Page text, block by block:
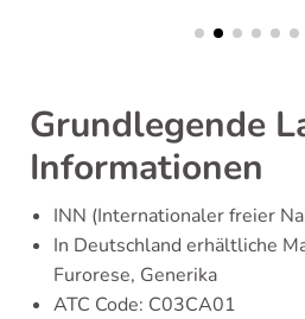
Grundlegende
Informationen
INN (Internationaler freier
In Deutschland erhältliche
Furorese, Generika
ATC Code: C03CA01